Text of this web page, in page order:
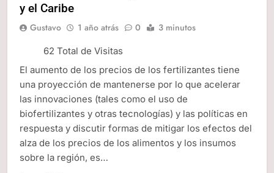
y el Caribe
Gustavo 1 año atrás 0 3 minutos
62 Total de Visitas
El aumento de los precios de los fertilizantes tiene
una proyección de mantenerse por lo que acelerar
las innovaciones (tales como el uso de
biofertilizantes y otras tecnologías) y las políticas en
respuesta y discutir formas de mitigar los efectos del
alza de los precios de los alimentos y los insumos
sobre la región, es…